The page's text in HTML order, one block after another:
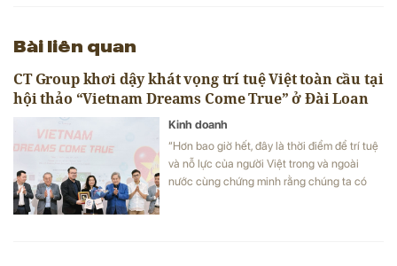
Bài liên quan
CT Group khơi dậy khát vọng trí tuệ Việt toàn cầu tại
hội thảo “Vietnam Dreams Come True” ở Đài Loan
Kinh doanh
“Hơn bao giờ hết, đây là thời điểm để trí tuệ
và nỗ lực của người Việt trong và ngoài
nước cùng chứng minh rằng chúng ta có